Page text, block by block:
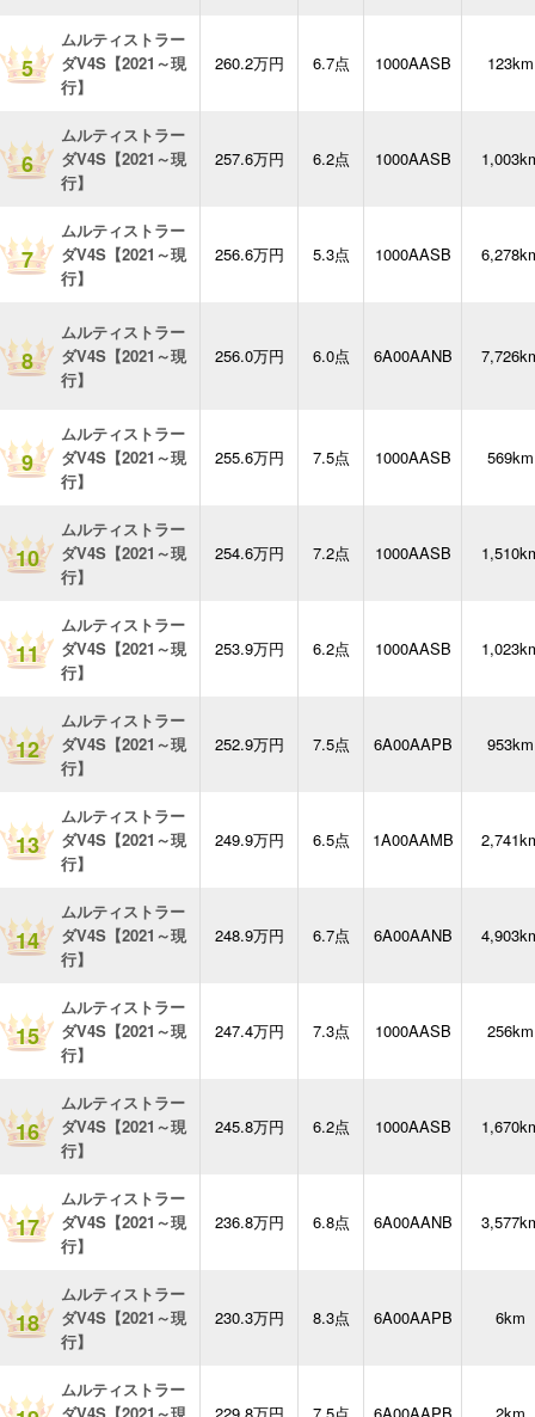
5
ムルティストラー
ダV4S【2021～現
行】
260.2万円 6.7点 1000AASB 123km
6
ムルティストラー
ダV4S【2021～現
行】
257.6万円 6.2点 1000AASB
7
ムルティストラー
ダV4S【2021～現
行】
256.6万円 5.3点 1000AASB
8
ムルティストラー
ダV4S【2021～現
行】
256.0万円 6.0点 6A00AANB
9
ムルティストラー
ダV4S【2021～現
行】
255.6万円 7.5点 1000AASB 569km
10
ムルティストラー
ダV4S【2021～現
行】
254.6万円 7.2点 1000AASB
11
ムルティストラー
ダV4S【2021～現
行】
253.9万円 6.2点 1000AASB
12
ムルティストラー
ダV4S【2021～現
行】
252.9万円 7.5点 6A00AAPB 953km
13
ムルティストラー
ダV4S【2021～現
行】
249.9万円 6.5点 1A00AAMB
14
ムルティストラー
ダV4S【2021～現
行】
248.9万円 6.7点 6A00AANB
15
ムルティストラー
ダV4S【2021～現
行】
247.4万円 7.3点 1000AASB 256km
16
ムルティストラー
ダV4S【2021～現
行】
245.8万円 6.2点 1000AASB
17
ムルティストラー
ダV4S【2021～現
行】
236.8万円 6.8点 6A00AANB
18
ムルティストラー
ダV4S【2021～現
行】
230.3万円 8.3点 6A00AAPB 6km
ムルティストラー